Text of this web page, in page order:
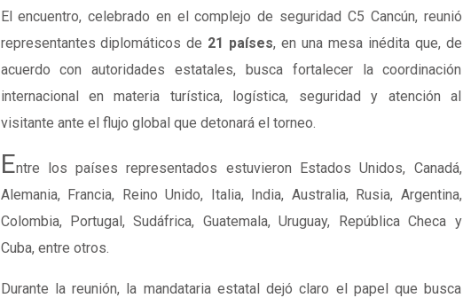
El encuentro, celebrado en el complejo de seguridad C5 Cancún, reunió
representantes diplomáticos de 21 países, en una mesa inédita que, de
acuerdo con autoridades estatales, busca fortalecer la coordinación
internacional en materia turística, logística, seguridad y atención al
visitante ante el flujo global que detonará el torneo.
Entre los países representados estuvieron Estados Unidos, Canadá,
Alemania, Francia, Reino Unido, Italia, India, Australia, Rusia, Argentina,
Colombia, Portugal,Sudáfrica, Guatemala,Uruguay, República Checa y
Cuba, entre otros.
Durante la reunión, la mandataria estatal dejó claro el papel que busca